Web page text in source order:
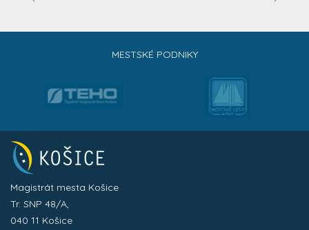
MESTSKÉ PODNIKY
Magistrát mesta Košice
Tr. SNP 48/A,
040 11 Košice